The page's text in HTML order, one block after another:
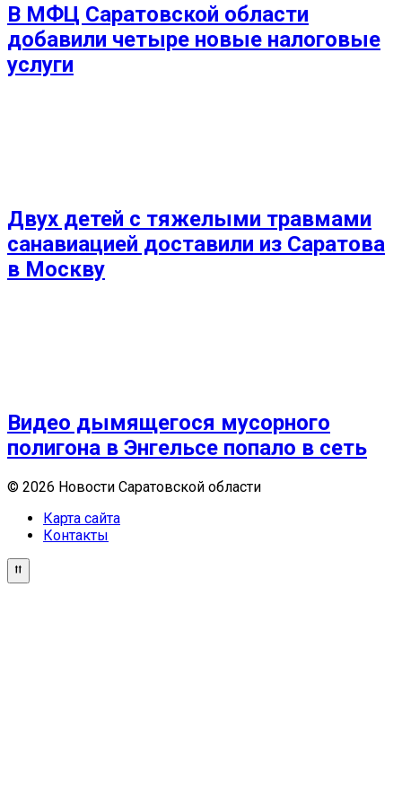
В МФЦ Саратовской области
добавили четыре новые налоговые
услуги
Двух детей с тяжелыми травмами
санавиацией доставили из Саратова
в Москву
Видео дымящегося мусорного
полигона в Энгельсе попало в сеть
© 2026 Новости Саратовской области
Карта сайта
Контакты